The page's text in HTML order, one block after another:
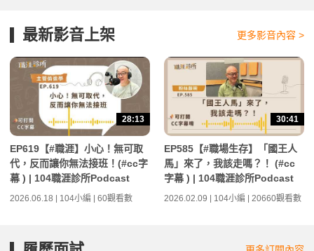
最新影音上架 更多影音內容 >
28:13
EP619【#職涯】小心！無可取
代，反而讓你無法接班！(#cc字
幕 ) | 104職涯診所Podcast
2026.06.18 | 104小編 | 60觀看數
30:41
EP585【#職場生存】「國王人
馬」來了，我該走嗎？！ (#cc
字幕 ) | 104職涯診所Podcast
2026.02.09 | 104小編 | 20660觀看數